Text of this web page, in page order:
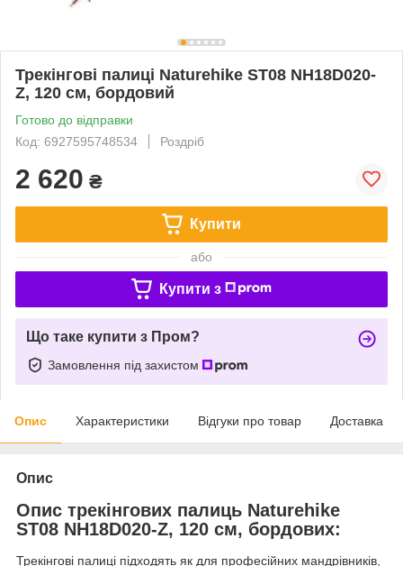
Трекінгові палиці Naturehike ST08 NH18D020-
Z, 120 см, бордовий
Готово до відправки
Код: 6927595748534
Роздріб
2 620 ₴
Купити
або
Купити з
Що таке купити з Пром?
Замовлення під захистом
Опис Характеристики Відгуки про товар Доставка
Опис
Опис трекінгових палиць Naturehike
ST08 NH18D020-Z, 120 см, бордових:
Трекінгові палиці підходять як для професійних мандрівників,